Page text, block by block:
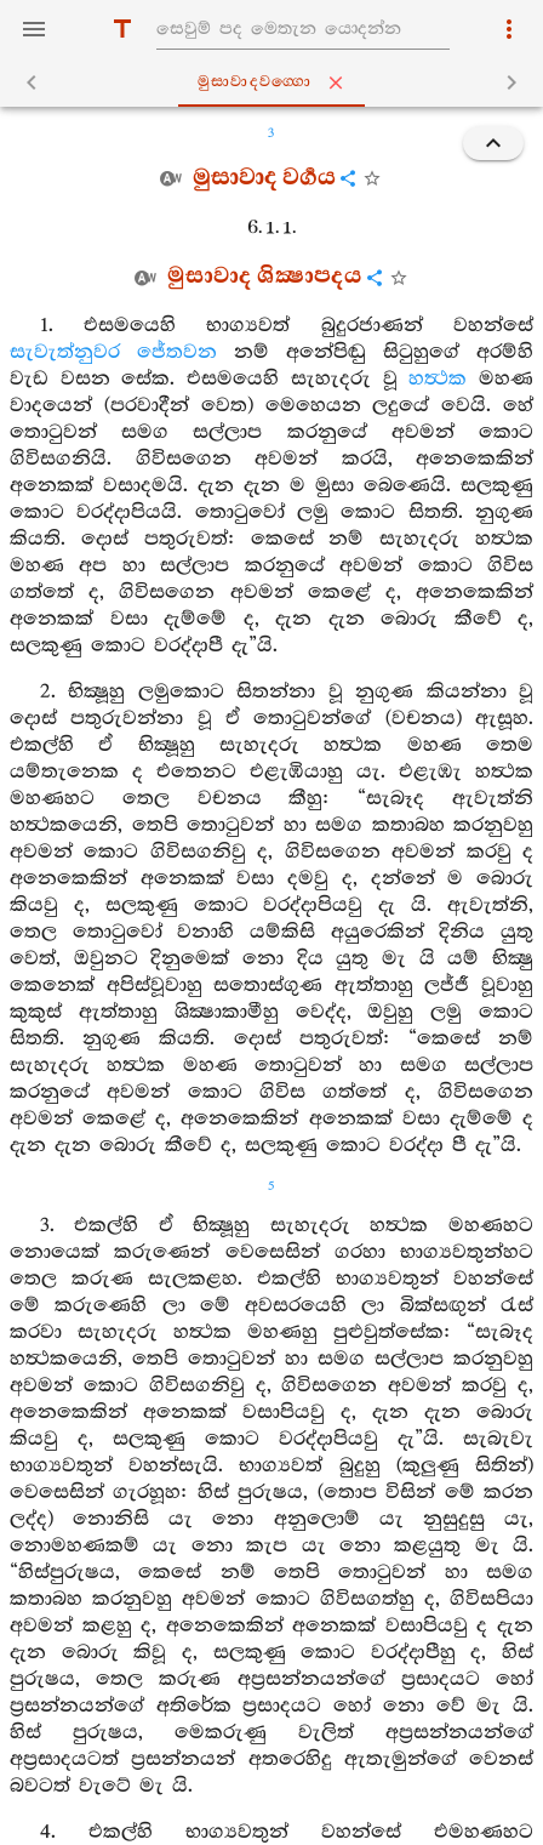
මුසාවාදවග‍්ගො
3
මුසාවාද වර්‍ගය
6. 1. 1.
මුසාවාද ශික්‍ෂාපදය
1. එසමයෙහි භාග්‍යවත් බුදුරජාණන් වහන්සේ
සැවැත්නුවර
ජේතවන නම් අනේපිඬු සිටුහුගේ අරම්හි
වැඩ වසන සේක. එසමයෙහි සැහැදරු වූහත්‍ථක මහණ
වාදයෙන් (පරවාදීන් වෙත) මෙහෙයන ලදුයේ වෙයි. හේ
තොටුවන් සමග සල්ලාප කරනුයේ අවමන් කොට
ගිවිසගනියි. ගිවිසගෙන අවමන් කරයි, අනෙකෙකින්
අනෙකක් වසාදමයි. දැන දැන ම මුසා බෙණෙයි. සලකුණු
කොට වරද්දාපියයි. තොටුවෝ ලමු කොට සිතති. නුගුණ
කියති. දොස් පතුරුවත්: කෙසේ නම් සැහැදරු හත්‍ථක
මහණ අප හා සල්ලාප කරනුයේ අවමන් කොට ගිවිස
ගත්තේ ද, ගිවිසගෙන අවමන් කෙළේ ද, අනෙකෙකින්
අනෙකක් වසා දැම්මේ ද, දැන දැන බොරු කීවේ ද,
සලකුණු කොට වරද්දාපී දැ”යි.
2. භික්‍ෂූහු ලමුකොට සිතන්නා වූ නුගුණ කියන්නා වූ
දොස් පතුරුවන්නා වූ ඒ තොටුවන්ගේ (වචනය) ඇසූහ.
එකල්හි ඒ භික්‍ෂූහු සැහැදරු හත්‍ථක මහණ තෙම
යම්තැනෙක ද එතෙනට එළැඹියාහු යැ. එළැඹැ හත්‍ථක
මහණහට තෙල වචනය කීහු: “සැබෑද ඇවැත්නි
හත්‍ථකයෙනි, තෙපි තොටුවන් හා සමග කතාබහ කරනුවහු
අවමන් කොට ගිවිසගනිවු ද, ගිවිසගෙන අවමන් කරවු ද
අනෙකෙකින් අනෙකක් වසා දමවු ද, දන්නේ ම බොරු
කියවු ද, සලකුණු කොට වරද්දාපියවු දැ යි. ඇවැත්නි,
තෙල තොටුවෝ වනාහි යම්කිසි අයුරෙකින් දිනිය යුතු
වෙත්, ඔවුනට දිනුමෙක් නො දිය යුතු මැ යි යම් භික්‍ෂු
කෙනෙක් අපිස්වූවාහු සතොස්ගුණ ඇත්තාහු ලජ්ජී වූවාහු
කුකුස් ඇත්තාහු ශික්‍ෂාකාමීහු වෙද්ද, ඔවුහු ලමු කොට
සිතති. නුගුණ කියති. දොස් පතුරුවත්: “කෙසේ නම්
සැහැදරු හත්‍ථක මහණ තොටුවන් හා සමග සල්ලාප
කරනුයේ අවමන් කොට ගිවිස ගත්තේ ද, ගිවිසගෙන
අවමන් කෙළේ ද, අනෙකෙකින් අනෙකක් වසා දැම්මේ ද
දැන දැන බොරු කීවේ ද, සලකුණු කොට වරද්දා පී දැ”යි.
5
3. එකල්හි ඒ භික්‍ෂූහු සැහැදරු හත්‍ථක මහණහට
නොයෙක් කරුණෙන් වෙසෙසින් ගරහා භාග්‍යවතුන්හට
තෙල කරුණ සැලකළහ. එකල්හි භාග්‍යවතුන් වහන්සේ
මේ කරුණෙහි ලා මේ අවසරයෙහි ලා බික්සඟුන් රැස්
කරවා සැහැදරු හත්‍ථක මහණහු පුළුවුත්සේක: “සැබෑද
හත්‍ථකයෙනි, තෙපි තොටුවන් හා සමග සල්ලාප කරනුවහු
අවමන් කොට ගිවිසගනිවු ද, ගිවිසගෙන අවමන් කරවු ද,
අනෙකෙකින් අනෙකක් වසාපියවු ද, දැන දැන බොරු
කියවු ද, සලකුණු කොට වරද්දාපියවු දැ”යි. සැබැවැ
භාග්‍යවතුන් වහන්සැයි. භාග්‍යවත් බුදුහු (කුලුණු සිතින්)
වෙසෙසින් ගැරහූහ: හිස් පුරුෂය, (තොප විසින් මේ කරන
ලද්ද) නොනිසි යැ නො අනුලොම් යැ නුසුදුසු යැ,
නොමහණකම් යැ නො කැප යැ නො කළයුතු මැ යි.
“හිස්පුරුෂය, කෙසේ නම් තෙපි තොටුවන් හා සමග
කතාබහ කරනුවහු අවමන් කොට ගිවිසගත්හු ද, ගිවිසපියා
අවමන් කළහු ද, අනෙකෙකින් අනෙකක් වසාපියවු ද දැන
දැන බොරු කිවූ ද, සලකුණු කොට වරද්දාපීහු ද, හිස්
පුරුෂය, තෙල කරුණ අප්‍රසන්නයන්ගේ ප්‍රසාදයට හෝ
ප්‍රසන්නයන්ගේ අතිරේක ප්‍රසාදයට හෝ නො වේ මැ යි.
හිස් පුරුෂය, මෙකරුණු වැලිත් අප්‍රසන්නයන්ගේ
අප්‍රසාදයටත් ප්‍රසන්නයන් අතරෙහිදු ඇතැමුන්ගේ වෙනස්
බවටත් වැටේ මැ යි.
4. එකල්හි භාග්‍යවතුන් වහන්සේ එමහණහට